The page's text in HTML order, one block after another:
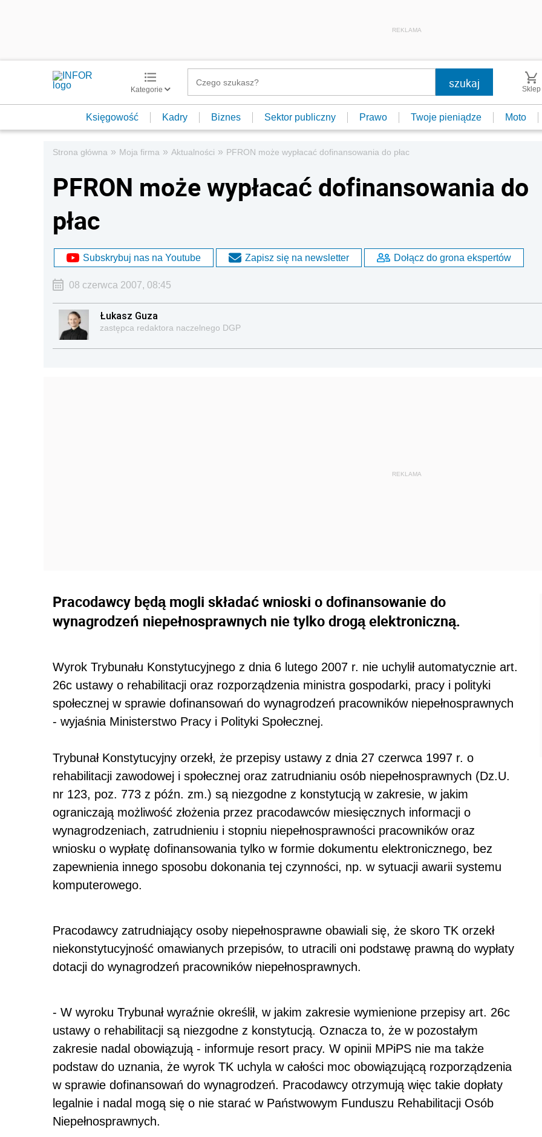
REKLAMA
Kategorie Sklep
Księgowość Kadry Biznes Sektor publiczny Prawo Twoje pieniądze Moto
Strona główna » Moja firma » Aktualności » PFRON może wypłacać dofinansowania do płac
PFRON może wypłacać dofinansowania do
płac
Subskrybuj nas na Youtube Zapisz się na newsletter Dołącz do grona ekspertów
08 czerwca 2007, 08:45
Łukasz Guza
zastępca redaktora naczelnego DGP
Pracodawcy będą mogli składać wnioski o dofinansowanie do
wynagrodzeń niepełnosprawnych nie tylko drogą elektroniczną.
Wyrok Trybunału Konstytucyjnego z dnia 6 lutego 2007 r. nie uchylił automatycznie art.
26c ustawy o rehabilitacji oraz rozporządzenia ministra gospodarki, pracy i polityki
społecznej w sprawie dofinansowań do wynagrodzeń pracowników niepełnosprawnych
- wyjaśnia Ministerstwo Pracy i Polityki Społecznej.
Trybunał Konstytucyjny orzekł, że przepisy ustawy z dnia 27 czerwca 1997 r. o
rehabilitacji zawodowej i społecznej oraz zatrudnianiu osób niepełnosprawnych (Dz.U.
nr 123, poz. 773 z późn. zm.) są niezgodne z konstytucją w zakresie, w jakim
ograniczają możliwość złożenia przez pracodawców miesięcznych informacji o
wynagrodzeniach, zatrudnieniu i stopniu niepełnosprawności pracowników oraz
wniosku o wypłatę dofinansowania tylko w formie dokumentu elektronicznego, bez
zapewnienia innego sposobu dokonania tej czynności, np. w sytuacji awarii systemu
komputerowego.
Pracodawcy zatrudniający osoby niepełnosprawne obawiali się, że skoro TK orzekł
niekonstytucyjność omawianych przepisów, to utracili oni podstawę prawną do wypłaty
dotacji do wynagrodzeń pracowników niepełnosprawnych.
- W wyroku Trybunał wyraźnie określił, w jakim zakresie wymienione przepisy art. 26c
ustawy o rehabilitacji są niezgodne z konstytucją. Oznacza to, że w pozostałym
zakresie nadal obowiązują - informuje resort pracy. W opinii MPiPS nie ma także
podstaw do uznania, że wyrok TK uchyla w całości moc obowiązującą rozporządzenia
w sprawie dofinansowań do wynagrodzeń. Pracodawcy otrzymują więc takie dopłaty
legalnie i nadal mogą się o nie starać w Państwowym Funduszu Rehabilitacji Osób
Niepełnosprawnych.